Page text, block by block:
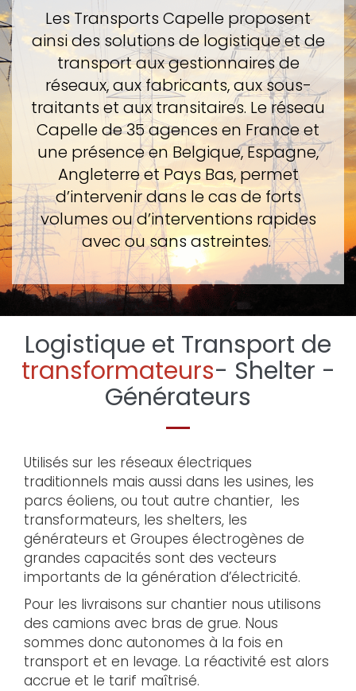
Les Transports Capelle proposent
ainsi des solutions de logistique et de
transport aux gestionnaires de
réseaux, aux fabricants, aux sous-
traitants et aux transitaires. Le réseau
Capelle de 35 agences en France et
une présence en Belgique, Espagne,
Angleterre et Pays Bas, permet
d’intervenir dans le cas de forts
volumes ou d’interventions rapides
avec ou sans astreintes.
Logistique et Transport de
transformateurs- Shelter -
Générateurs
Utilisés sur les réseaux électriques
traditionnels mais aussi dans les usines, les
parcs éoliens, ou tout autre chantier, les
transformateurs, les shelters, les
générateurs et Groupes électrogènes de
grandes capacités sont des vecteurs
importants de la génération d’électricité.
Pour les livraisons sur chantier nous utilisons
des camions avec bras de grue. Nous
sommes donc autonomes à la fois en
transport et en levage. La réactivité est alors
accrue et le tarif maîtrisé.